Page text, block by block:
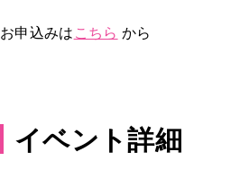
お申込みはこちら から
イベント詳細